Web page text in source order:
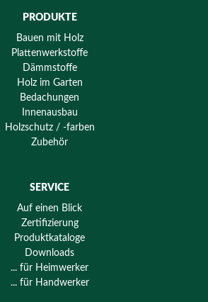
PRODUKTE
Bauen mit Holz
Plattenwerkstoffe
Dämmstoffe
Holz im Garten
Bedachungen
Innenausbau
Holzschutz / -farben
Zubehör
SERVICE
Auf einen Blick
Zertifizierung
Produktkataloge
Downloads
... für Heimwerker
... für Handwerker